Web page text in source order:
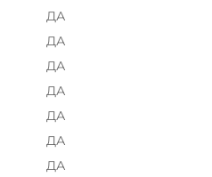
ДА
ДА
ДА
ДА
ДА
ДА
ДА